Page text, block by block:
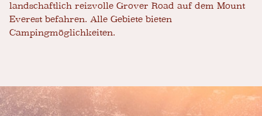
landschaftlich reizvolle Grover Road auf dem Mount
Everest befahren. Alle Gebiete bieten
Campingmöglichkeiten.